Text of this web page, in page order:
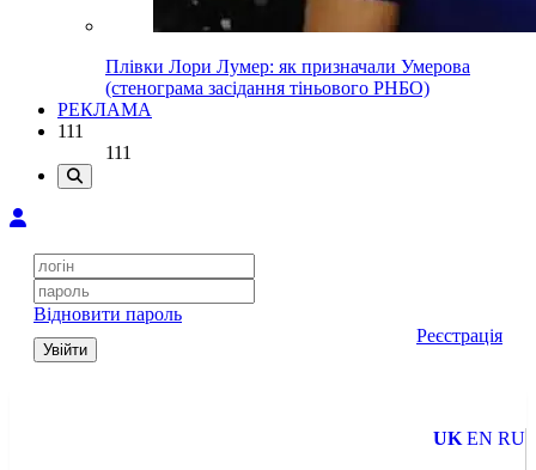
Плівки Лори Лумер: як призначали Умерова
(стенограма засідання тіньового РНБО)
РЕКЛАМА
111
111
Відновити пароль
Увійти
Реєстрація
UK EN RU